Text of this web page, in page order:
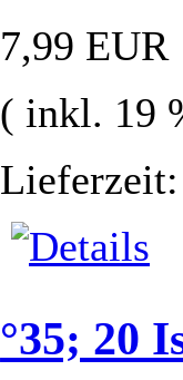
7,99 EUR
( inkl. 19
°35; 20